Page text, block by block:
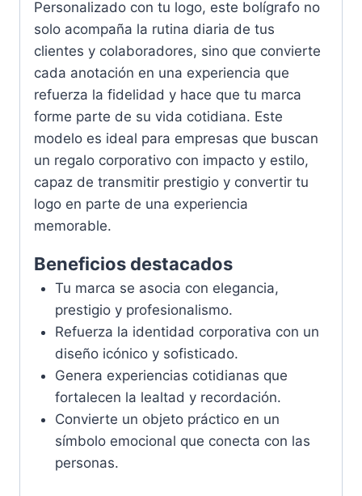
Personalizado con tu logo, este bolígrafo no
solo acompaña la rutina diaria de tus
clientes y colaboradores, sino que convierte
cada anotación en una experiencia que
refuerza la fidelidad y hace que tu marca
forme parte de su vida cotidiana. Este
modelo es ideal para empresas que buscan
un regalo corporativo con impacto y estilo,
capaz de transmitir prestigio y convertir tu
logo en parte de una experiencia
memorable.
Beneficios destacados
Tu marca se asocia con elegancia,
prestigio y profesionalismo.
Refuerza la identidad corporativa con un
diseño icónico y sofisticado.
Genera experiencias cotidianas que
fortalecen la lealtad y recordación.
Convierte un objeto práctico en un
símbolo emocional que conecta con las
personas.